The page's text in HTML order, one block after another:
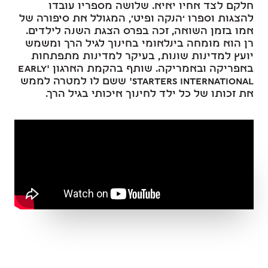
חלקם לצד אחיו יאיא. שלושה מספריו עובדו
להצגות וספרו ‘הנקה ופיט’, המגולל את סיפורה של
אמו בזמן השואה, זכה בפרס הצגת השנה לילדים.
רן הוא מומחה בינלאומי בחינוך לגיל הרך ומשמש
יועץ למדינות שונות, בעיקר למדינות מתפתחות
באפריקה ובאמריקה. שותף בהקמת הארגון 'Early
Starters International' ששם לו למטרה לממש
את זכותו של כל ילד לחינוך איכותי בגיל הרך.